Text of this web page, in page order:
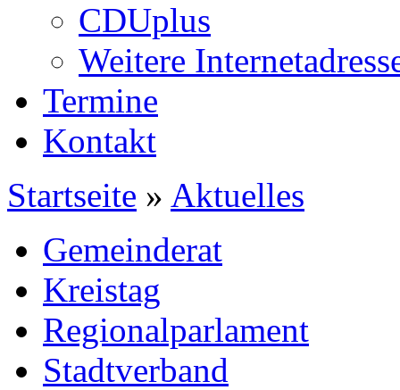
CDUplus
Weitere
Termine
Kontakt
Startseite » Aktuelles
Gemeinderat
Kreistag
Regionalparlament
Stadtverband